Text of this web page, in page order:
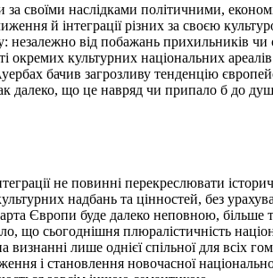
своїми наслідками політичними,
й інтеграції різних за своєю
незалежно від побажань прихильників
культурних національних
бачив загрозливу тенденцію
далеко, що це навряд чи припало б до
не повинні перекреслювати
надбань та цінностей, без
Європи буде далеко неповною,
що сьогоднішня плюралістичність
лише однієї спільної для всіх
і становлення новочасної